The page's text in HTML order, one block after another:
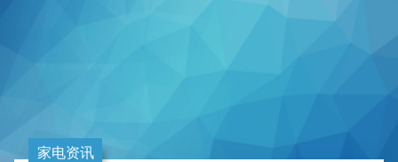
家电资讯